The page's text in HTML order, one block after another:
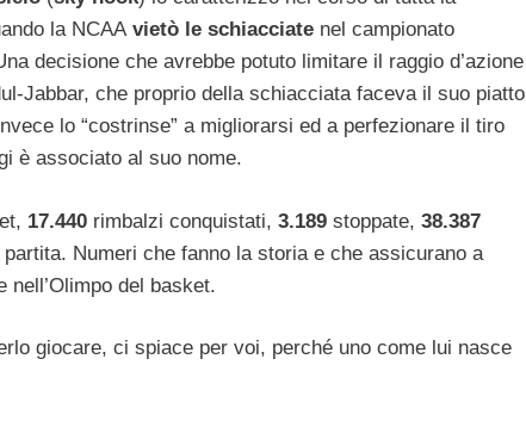
la NCAAvietò le schiacciatenel campionato
decisione che avrebbe potuto limitare il raggio d’azione
Jabbar, che proprio della schiacciata faceva il suo piatto
lo “costrinse” a migliorarsi ed a perfezionare il tiro
è associato al suo nome.
17.440 rimbalzi conquistati, 3.189 stoppate, 38.387
Numeri che fanno la storia e che assicurano a
nell’Olimpo del basket.
giocare, ci spiace per voi, perché uno come lui nasce